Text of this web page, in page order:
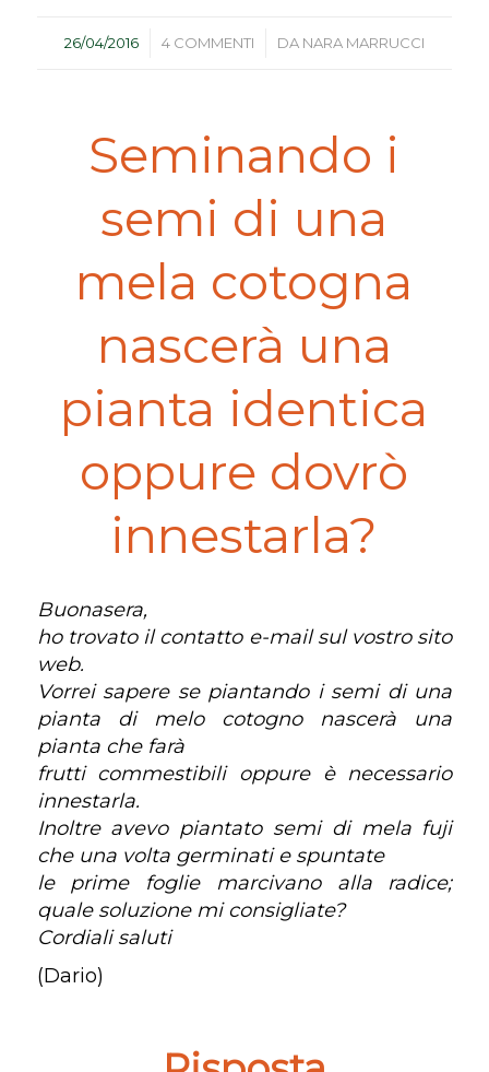
26/04/2016
/ 4 COMMENTI
/ DA NARA MARRUCCI
Seminando i
semi di una
mela cotogna
nascerà una
pianta identica
oppure dovrò
innestarla?
Buonasera,
ho trovato il contatto e-mail sul vostro sito
web.
Vorrei sapere se piantando i semi di una
pianta di melo cotogno nascerà una
pianta che farà
frutti commestibili oppure è necessario
innestarla.
Inoltre avevo piantato semi di mela fuji
che una volta germinati e spuntate
le prime foglie marcivano alla radice;
quale soluzione mi consigliate?
Cordiali saluti
(Dario)